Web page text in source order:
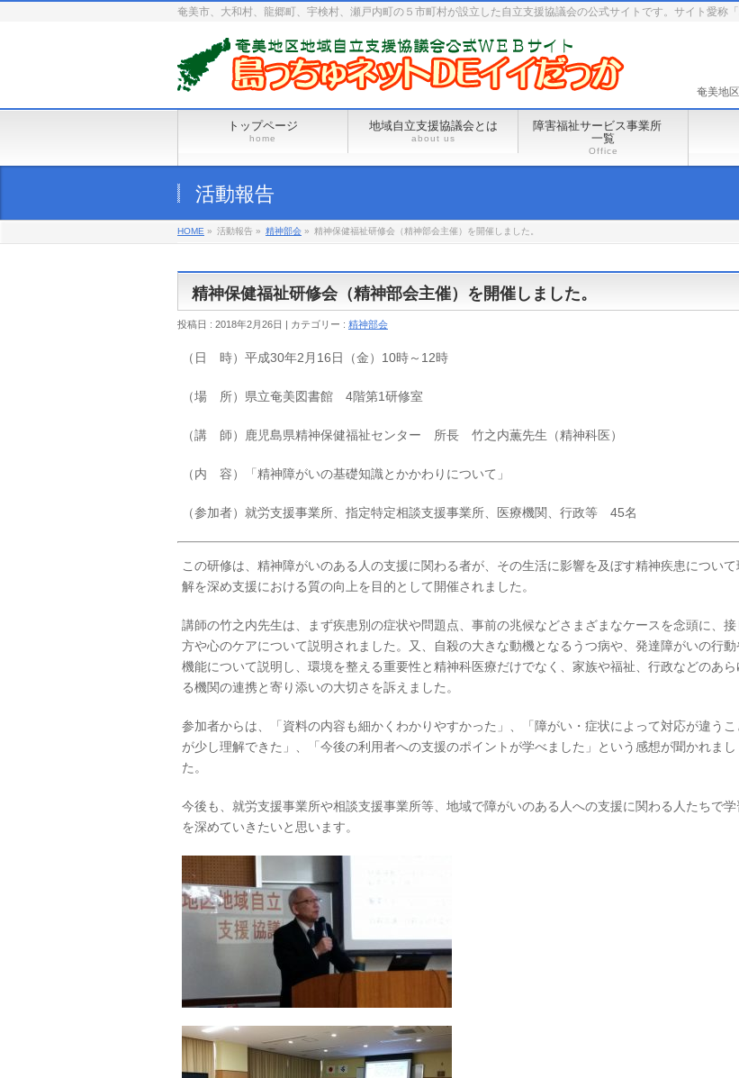
奄美市、大和村、龍郷町、宇検村、瀬戸内町の５市町村が設立した自立支援協議会の公式サイトです。サイト愛称
奄美地
トップページ
home
地域自立支援協議会とは
about us
障害福祉サービス事業所
一覧
Office
活動報告
HOME » 活動報告 » 精神部会 » 精神保健福祉研修会（精神部会主催）を開催しました。
精神保健福祉研修会（精神部会主催）を開催しました。
投稿日 : 2018年2月26日 | カテゴリー : 精神部会
（日 時）平成30年2月16日（金）10時～12時
（場 所）県立奄美図書館 4階第1研修室
（講 師）鹿児島県精神保健福祉センター 所長 竹之内薫先生（精神科医）
（内 容）「精神障がいの基礎知識とかかわりについて」
（参加者）就労支援事業所、指定特定相談支援事業所、医療機関、行政等 45名
この研修は、精神障がいのある人の支援に関わる者が、その生活に影響を及ぼす精神疾患について
解を深め支援における質の向上を目的として開催されました。
講師の竹之内先生は、まず疾患別の症状や問題点、事前の兆候などさまざまなケースを念頭に、接
方や心のケアについて説明されました。又、自殺の大きな動機となるうつ病や、発達障がいの行動
機能について説明し、環境を整える重要性と精神科医療だけでなく、家族や福祉、行政などのあら
る機関の連携と寄り添いの大切さを訴えました。
参加者からは、「資料の内容も細かくわかりやすかった」、「障がい・症状によって対応が違うこ
が少し理解できた」、「今後の利用者への支援のポイントが学べました」という感想が聞かれまし
た。
今後も、就労支援事業所や相談支援事業所等、地域で障がいのある人への支援に関わる人たちで学
を深めていきたいと思います。